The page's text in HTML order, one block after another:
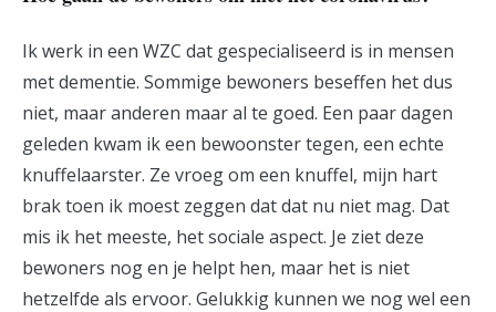
Ik werk in een WZC dat gespecialiseerd is in mensen
met dementie. Sommige bewoners beseffen het dus
niet, maar anderen maar al te goed. Een paar dagen
geleden kwam ik een bewoonster tegen, een echte
knuffelaarster. Ze vroeg om een knuffel, mijn hart
brak toen ik moest zeggen dat dat nu niet mag. Dat
mis ik het meeste, het sociale aspect. Je ziet deze
bewoners nog en je helpt hen, maar het is niet
hetzelfde als ervoor. Gelukkig kunnen we nog wel een